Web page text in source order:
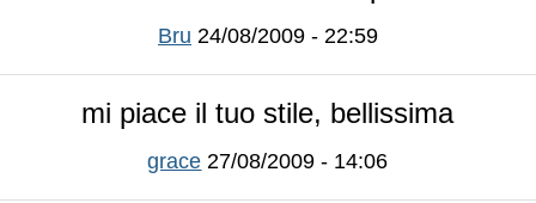
Bru 24/08/2009 - 22:59
mi piace il tuo stile, bellissima
grace 27/08/2009 - 14:06